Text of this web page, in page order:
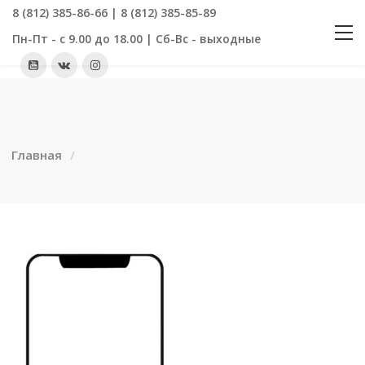
8 (812) 385-86-66 | 8 (812) 385-85-89
Пн-Пт - с 9.00 до 18.00 | Сб-Вс - выходные
Главная